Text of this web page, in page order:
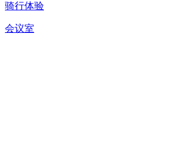
骑行体验
会议室